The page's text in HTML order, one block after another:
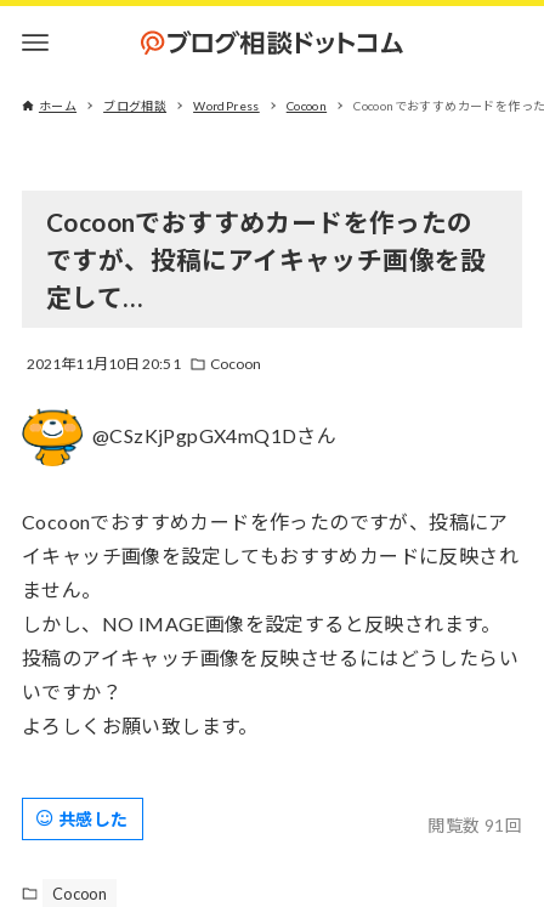
ホーム ブログ相談 WordPress Cocoon Cocoonでおすすめカードを作っ
Cocoonでおすすめカードを作ったの
ですが、投稿にアイキャッチ画像を設
定して…
2021年11月10日 20:51 Cocoon
@CSzKjPgpGX4mQ1Dさん
Cocoonでおすすめカードを作ったのですが、投稿にア
イキャッチ画像を設定してもおすすめカードに反映され
ません。
しかし、NO IMAGE画像を設定すると反映されます。
投稿のアイキャッチ画像を反映させるにはどうしたらい
いですか？
よろしくお願い致します。
閲覧数 91回
共感した
Cocoon